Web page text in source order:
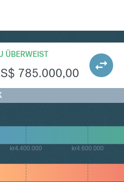
ÜBERWEIST
785.000,00
kr4.400.000 kr4.600.000